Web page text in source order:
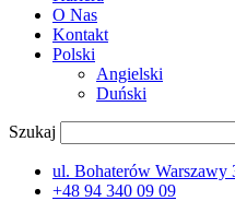
O Nas
Kontakt
Polski
Angielski
Duński
Szukaj
ul. Bohaterów Warszawy
+48 94 340 09 09